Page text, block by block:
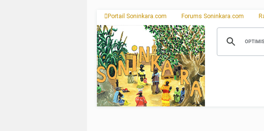
Portail Soninkara.com Forums Soninkara.com